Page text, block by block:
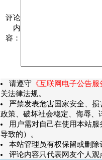
评论
内
容：
请遵守 《互联网电子公告
关法律法规。
严禁发表危害国家安全、
政策、破坏社会稳定、侮辱、
用户需对自己在使用本站
导致的）。
本站管理员有权保留或删除
评论内容只代表网友个人